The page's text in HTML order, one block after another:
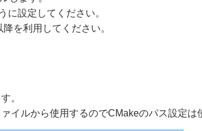
に設定してください。
を利用してください。
。
イルから使用するのでCMakeのパス設定